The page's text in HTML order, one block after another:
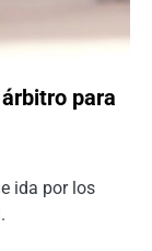
para
ida por los